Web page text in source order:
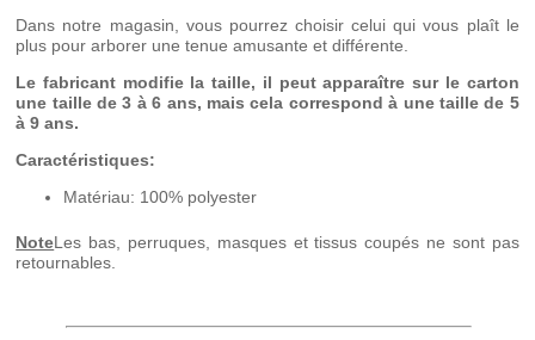
Dans notre magasin, vous pourrez choisir celui qui vous plaît le
plus pour arborer une tenue amusante et différente.
Le fabricant modifie la taille, il peut apparaître sur le carton
une taille de 3 à 6 ans, mais cela correspond à une taille de 5
à 9 ans.
Caractéristiques:
Matériau: 100% polyester
NoteLes bas, perruques, masques et tissus coupés ne sont pas
retournables.